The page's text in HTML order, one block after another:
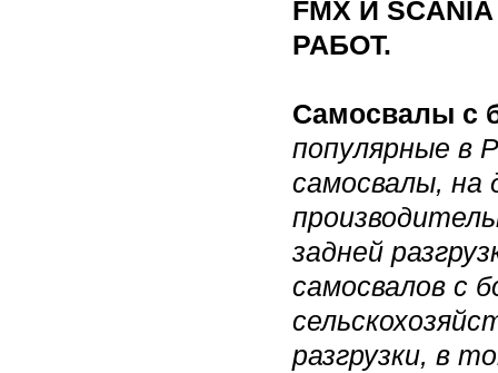
FMX И
РАБОТ.
Самосвалы с
популярные в
самосвалы, на
задней
самосвалов с
разгрузки, в